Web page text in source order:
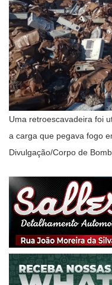
Uma retroescavadeira foi
a carga que pegava fogo
Divulgação/Corpo de